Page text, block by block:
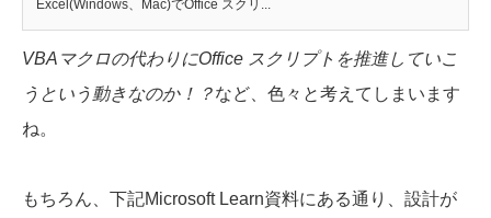
Excel(Windows、Mac)でOffice スクリ...
VBAマクロの代わりにOffice スクリプトを推進していこ
うという動きなのか！？など、色々と考えてしまいます
ね。
もちろん、下記Microsoft Learn資料にある通り、設計が